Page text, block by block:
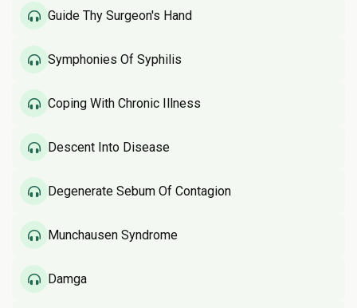
Guide Thy Surgeon's Hand
Symphonies Of Syphilis
Coping With Chronic Illness
Descent Into Disease
Degenerate Sebum Of Contagion
Munchausen Syndrome
Damga